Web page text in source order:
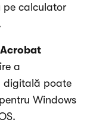
pe calculator
a
digitală poate
Windows